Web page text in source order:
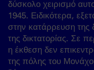
δύσκολο χειρισμό
1945. Ειδικότερα,
στην κατάρρευση της
της δικτατορίας. Σε
η έκθεση δεν
της πόλης του